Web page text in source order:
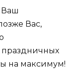
Ваш
Вас,
праздничных
на максимум!